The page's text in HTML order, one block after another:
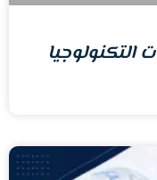
التكنولوجيا